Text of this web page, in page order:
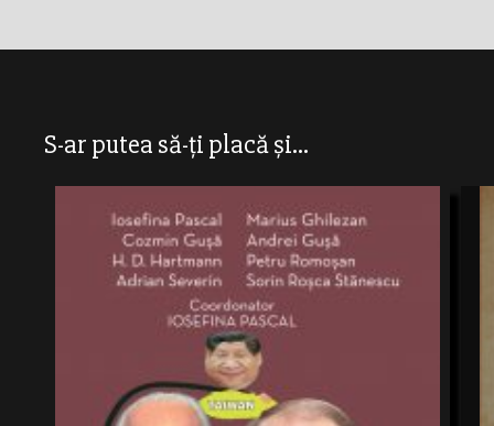
S-ar putea să-ți placă și...